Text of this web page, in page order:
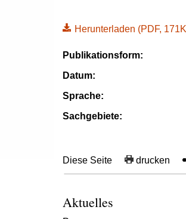
Herunterladen (PDF,
Publikationsform:
Datum:
Sprache:
Sachgebiete:
Diese Seite drucken
Aktuelles